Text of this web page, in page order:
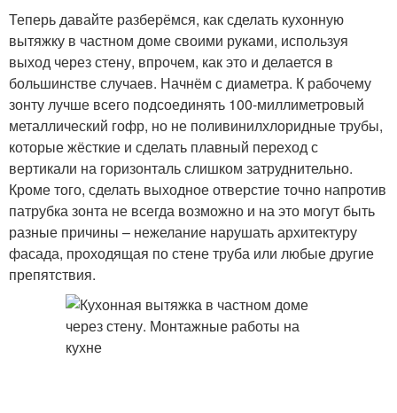
Теперь давайте разберёмся, как сделать кухонную
вытяжку в частном доме своими руками, используя
выход через стену, впрочем, как это и делается в
большинстве случаев. Начнём с диаметра. К рабочему
зонту лучше всего подсоединять 100-миллиметровый
металлический гофр, но не поливинилхлоридные трубы,
которые жёсткие и сделать плавный переход с
вертикали на горизонталь слишком затруднительно.
Кроме того, сделать выходное отверстие точно напротив
патрубка зонта не всегда возможно и на это могут быть
разные причины – нежелание нарушать архитектуру
фасада, проходящая по стене труба или любые другие
препятствия.